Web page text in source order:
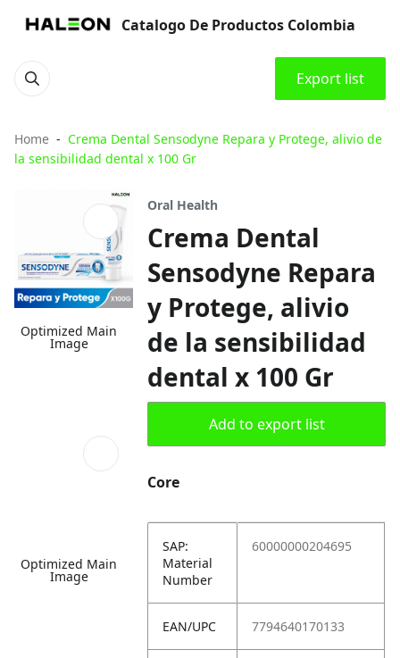
Catalogo De Productos Colombia
Export list
Home
Crema Dental Sensodyne Repara y Protege, alivio de
la sensibilidad dental x 100 Gr
Optimized Main
Image
Optimized Main
Image
Oral Health
Crema Dental
Sensodyne Repara
y Protege, alivio
de la sensibilidad
dental x 100 Gr
Add to export list
Core
SAP:
Material
Number
60000000204695
EAN/UPC 7794640170133